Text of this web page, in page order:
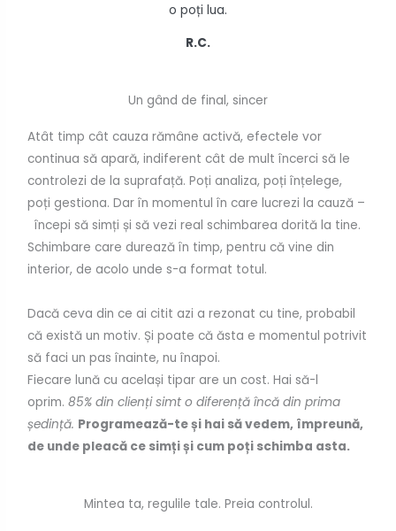
o poți lua.
R.C.
Un gând de final, sincer
Atât timp cât cauza rămâne activă, efectele vor
continua să apară, indiferent cât de mult încerci să le
controlezi de la suprafață. Poți analiza, poți înțelege,
poți gestiona. Dar în momentul în care lucrezi la cauză –
începi să simți și să vezi real schimbarea dorită la tine.
Schimbare care durează în timp, pentru că vine din
interior, de acolo unde s-a format totul.
Dacă ceva din ce ai citit azi a rezonat cu tine, probabil
că există un motiv. Și poate că ăsta e momentul potrivit
să faci un pas înainte, nu înapoi.
Fiecare lună cu același tipar are un cost. Hai să-l
oprim.85% din clienți simt o diferență încă din prima
ședință. Programează-te și hai să vedem, împreună,
de unde pleacă ce simți și cum poți schimba asta.
Mintea ta, regulile tale. Preia controlul.